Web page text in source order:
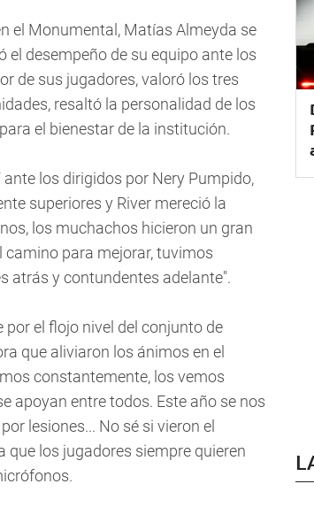
el Monumental, Matías Almeyda se
el desempeño de su equipo ante los
de sus jugadores, valoró los tres
resaltó la personalidad de los
el bienestar de la institución.
los dirigidos por Nery Pumpido,
superiores y River mereció la
los muchachos hicieron un gran
camino para mejorar, tuvimos
atrás y contundentes adelante".
el flojo nivel del conjunto de
que aliviaron los ánimos en el
constantemente, los vemos
apoyan entre todos. Este año se nos
lesiones... No sé si vieron el
los jugadores siempre quieren